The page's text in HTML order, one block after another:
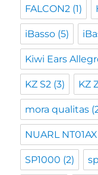
FALCON2 (1)
iBasso (5)
Kiwi Ears
KZ S2 (3) KZ
mora qualitas
NUARL NT01AX
SP1000 (2)